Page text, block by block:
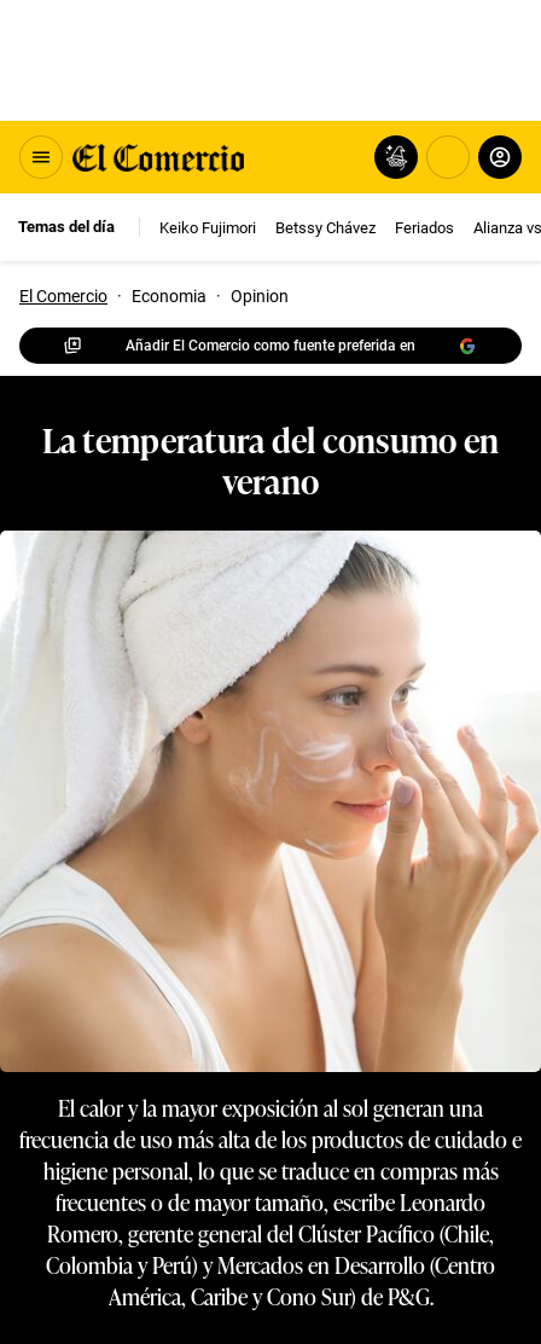
Temas del día Keiko Fujimori Betssy Chávez Feriados Alianza
El Comercio · Economia · Opinion
Añadir El Comercio como fuente preferida en
La temperatura del consumo en
verano
El calor y la mayor exposición al sol generan una
frecuencia de uso más alta de los productos de cuidado e
higiene personal, lo que se traduce en compras más
frecuentes o de mayor tamaño, escribe Leonardo
Romero, gerente general del Clúster Pacífico (Chile,
Colombia y Perú) y Mercados en Desarrollo (Centro
América, Caribe y Cono Sur) de P&G.